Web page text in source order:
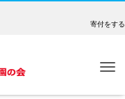
寄付をする